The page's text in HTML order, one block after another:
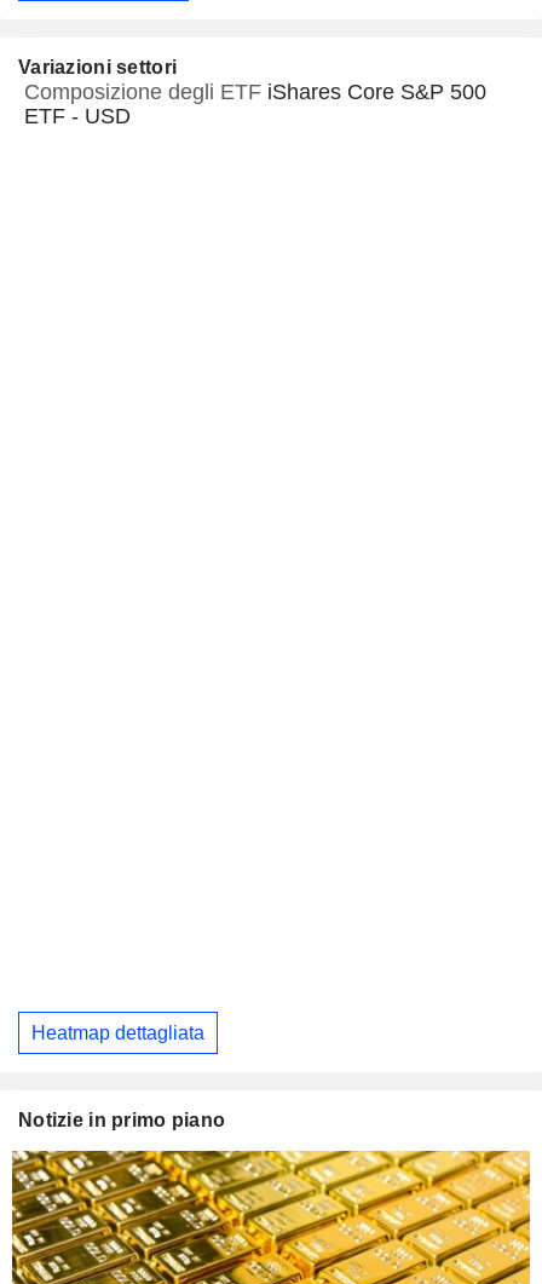
Variazioni settori
Composizione degli ETF iShares Core S&P 500
ETF - USD
Heatmap dettagliata
Notizie in primo piano